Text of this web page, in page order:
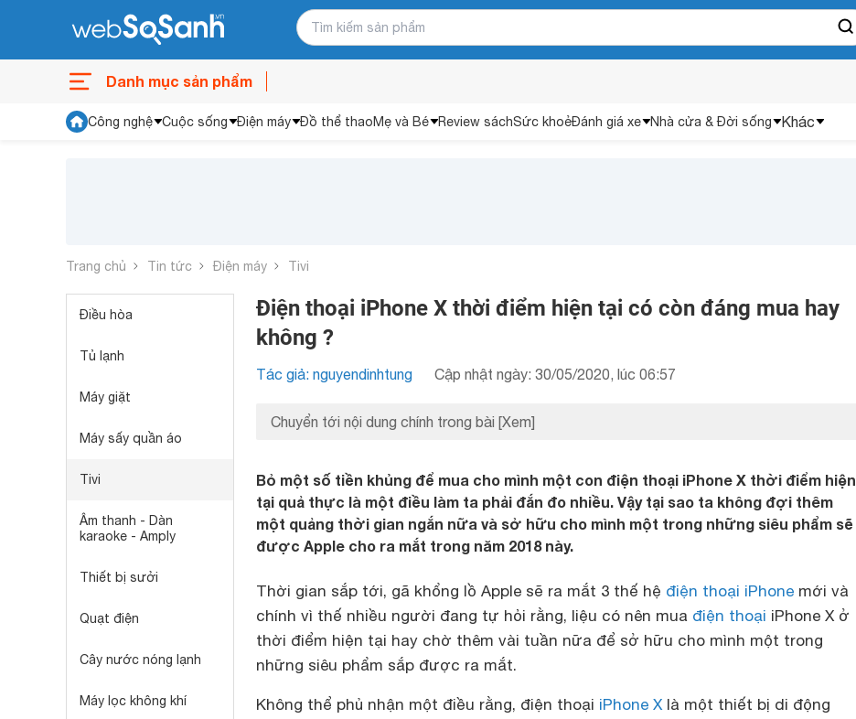
Danh mục sản phẩm
Công nghệ Cuộc sống Điện máy Đồ thể thaoMẹ và Bé Review sáchSức khoẻĐánh giá xe Nhà cửa & Đời sống Khác
Trang chủ Tin tức Điện máy Tivi
Điều hòa
Tủ lạnh
Máy giặt
Máy sấy quần áo
Tivi
Âm thanh - Dàn
karaoke - Amply
Thiết bị sưởi
Quạt điện
Cây nước nóng lạnh
Máy lọc không khí
Điện thoại iPhone X thời điểm hiện tại có còn đáng mua hay
không ?
Tác giả: nguyendinhtung Cập nhật ngày: 30/05/2020, lúc 06:57
Chuyển tới nội dung chính trong bài [Xem]
Bỏ một số tiền khủng để mua cho mình một con điện thoại iPhone X thời điểm hiện
tại quả thực là một điều làm ta phải đắn đo nhiều. Vậy tại sao ta không đợi thêm
một quảng thời gian ngắn nữa và sở hữu cho mình một trong những siêu phẩm sẽ
được Apple cho ra mắt trong năm 2018 này.
Thời gian sắp tới, gã khổng lồ Apple sẽ ra mắt 3 thế hệ điện thoại iPhone mới và
chính vì thế nhiều người đang tự hỏi rằng, liệu có nên mua điện thoại iPhone X ở
thời điểm hiện tại hay chờ thêm vài tuần nữa để sở hữu cho mình một trong
những siêu phẩm sắp được ra mắt.
Không thể phủ nhận một điều rằng, điện thoại iPhone Xlà một thiết bị di động